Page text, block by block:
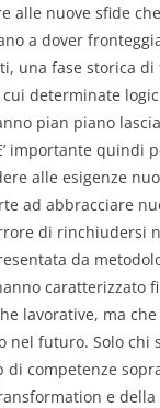
alle nuove sfide
a dover
una fase storica
determinate
pian piano
importante quindi
alle esigenze
ad abbracciare
di rinchiudersi
da
caratterizzato
lavorative, ma
nel futuro. Solo chi
di competenze
e